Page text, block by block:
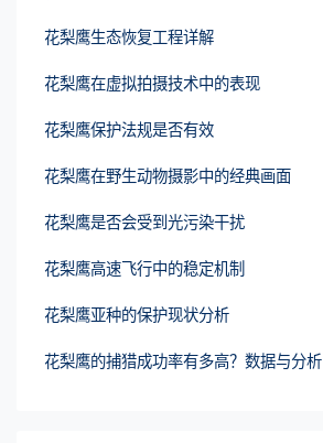
花梨鹰生态恢复工程详解
花梨鹰在虚拟拍摄技术中的表现
花梨鹰保护法规是否有效
花梨鹰在野生动物摄影中的经典画面
花梨鹰是否会受到光污染干扰
花梨鹰高速飞行中的稳定机制
花梨鹰亚种的保护现状分析
花梨鹰的捕猎成功率有多高？数据与分析